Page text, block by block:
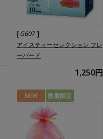
[ G607 ]
アイスティーセレクション フレ
ーバード
1,250円
NEW 数量限定